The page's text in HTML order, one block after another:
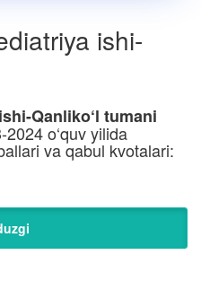
ishi-
Qanliko‘l tumani
o‘quv yilida
va qabul kvotalari: